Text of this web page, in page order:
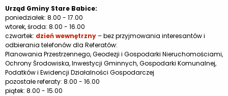
Urząd Gminy Stare Babice:
poniedziałek: 8.00 - 17.00
wtorek, środa: 8.00 - 16.00
czwartek: dzień wewnętrzny– bez przyjmowania interesantów i
odbierania telefonów dla Referatów:
Planowania Przestrzennego, Geodezji i Gospodarki Nieruchomościami,
Ochrony Środowiska, Inwestycji Gminnych, Gospodarki Komunalnej,
Podatków i Ewidencji Działalności Gospodarczej
pozostałe referaty: 8.00 - 16.00
piątek: 8.00 - 15.00